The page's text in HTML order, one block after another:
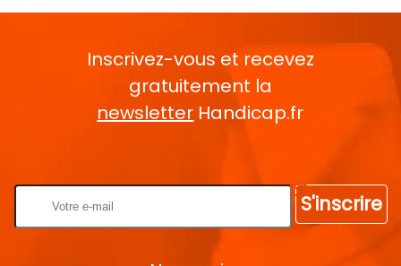
Inscrivez-vous et recevez
gratuitement la
newsletter Handicap.fr
S'inscrire